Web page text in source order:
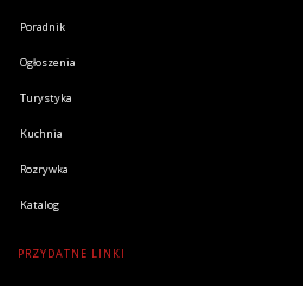
Poradnik
Ogłoszenia
Turystyka
Kuchnia
Rozrywka
Katalog
PRZYDATNE LINKI